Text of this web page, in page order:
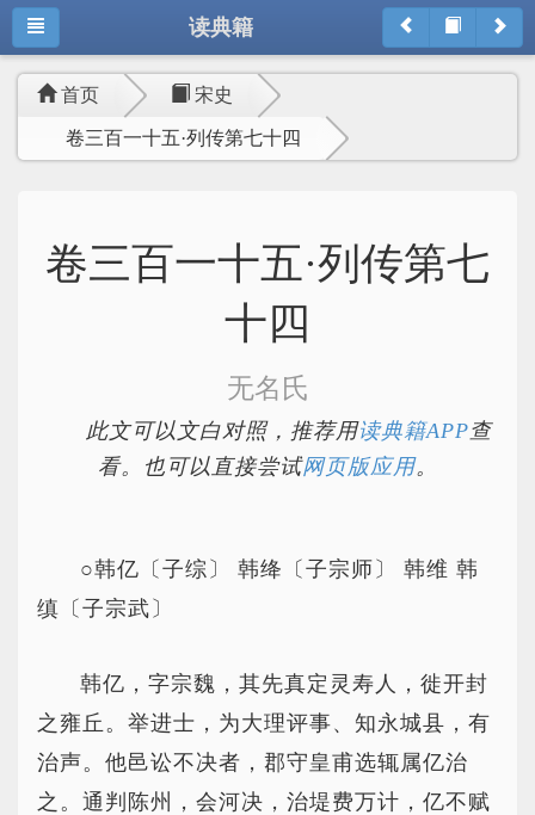
读典籍
首页 宋史
卷三百一十五·列传第七十四
卷三百一十五·列传第七
十四
无名氏
此文可以文白对照，推荐用读典籍APP查
看。也可以直接尝试网页版应用。
○韩亿〔子综〕 韩绛〔子宗师〕 韩维 韩
缜〔子宗武〕
韩亿，字宗魏，其先真定灵寿人，徙开封
之雍丘。举进士，为大理评事、知永城县，有
治声。他邑讼不决者，郡守皇甫选辄属亿治
之。通判陈州，会河决，治堤费万计，亿不赋